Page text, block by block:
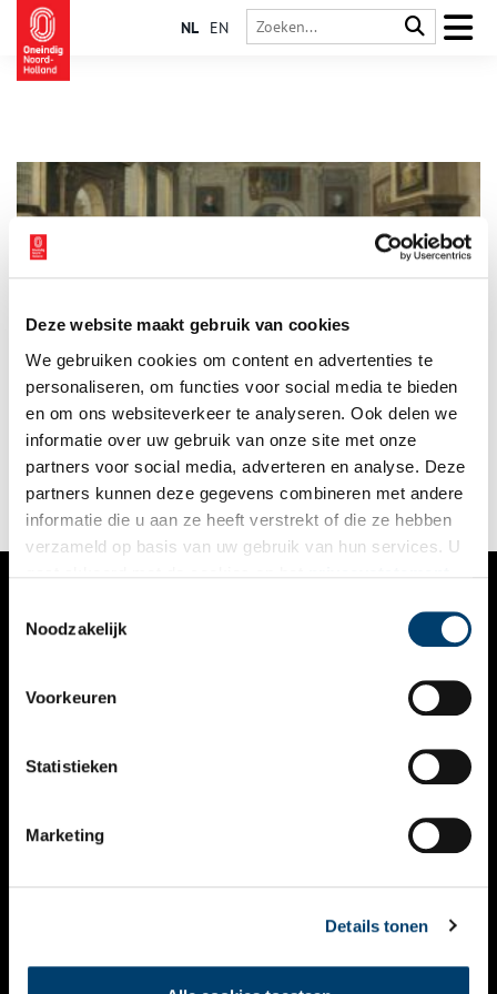
Deze website maakt gebruik van cookies
We gebruiken cookies om content en advertenties te
personaliseren, om functies voor social media te bieden
en om ons websiteverkeer te analyseren. Ook delen we
informatie over uw gebruik van onze site met onze
partners voor social media, adverteren en analyse. Deze
partners kunnen deze gegevens combineren met andere
informatie die u aan ze heeft verstrekt of die ze hebben
verzameld op basis van uw gebruik van hun services. U
Noodzakelijk
Voorkeuren
Statistieken
Marketing
Details tonen
NL EN
Bijna niemand kent nog de klopjes van Haarlem. De zestiende-
eeuwse kloppengemeenschap en hun schuilkerk Sint-
Bernardus bestaat al lang niet meer. Toch waren deze
ongehuwde katholieke vrouwen in heel Nederland bekend
vanwege hun prachtige borduurwerk op kerkelijke gewaden
en ander kerkelijk textiel. Stille getuigen van de vele
geduldige handen, die bidden door te borduren.
VERHALEN
KALENDER
THEMA’S
VIDEO’S
CONTACT